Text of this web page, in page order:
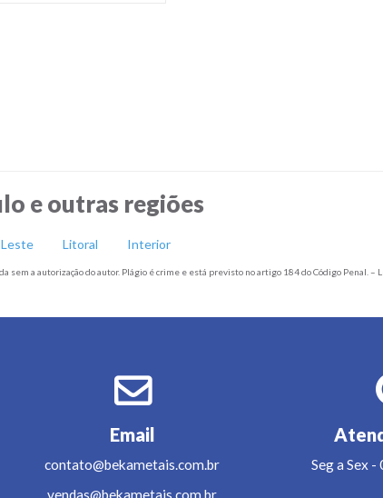
e outras regiões
Litoral Interior
a autorização do autor. Plágio é crime e está previsto no artigo 184 do Código Penal. –
Email
contato@bekametais.com.br
vendas@bekametais.com.br
Seg a Sex